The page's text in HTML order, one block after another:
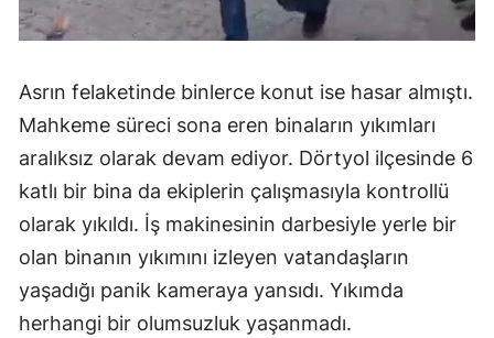
Asrın felaketinde binlerce konut ise hasar almıştı.
Mahkeme süreci sona eren binaların yıkımları
aralıksız olarak devam ediyor. Dörtyol ilçesinde 6
katlı bir bina da ekiplerin çalışmasıyla kontrollü
olarak yıkıldı. İş makinesinin darbesiyle yerle bir
olan binanın yıkımını izleyen vatandaşların
yaşadığı panik kameraya yansıdı. Yıkımda
herhangi bir olumsuzluk yaşanmadı.